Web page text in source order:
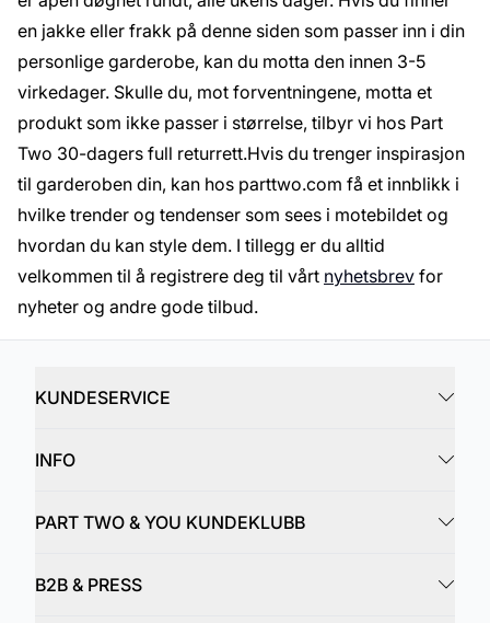
en jakke eller frakk på denne siden som passer inn i din
personlige garderobe, kan du motta den innen 3-5
virkedager. Skulle du, mot forventningene, motta et
produkt som ikke passer i størrelse, tilbyr vi hos Part
Two 30-dagers full returrett.Hvis du trenger inspirasjon
til garderoben din, kan hos parttwo.com få et innblikk i
hvilke trender og tendenser som sees i motebildet og
hvordan du kan style dem. I tillegg er du alltid
velkommen til å registrere deg til vårt nyhetsbrev for
nyheter og andre gode tilbud.
KUNDESERVICE
INFO
PART TWO & YOU KUNDEKLUBB
B2B & PRESS